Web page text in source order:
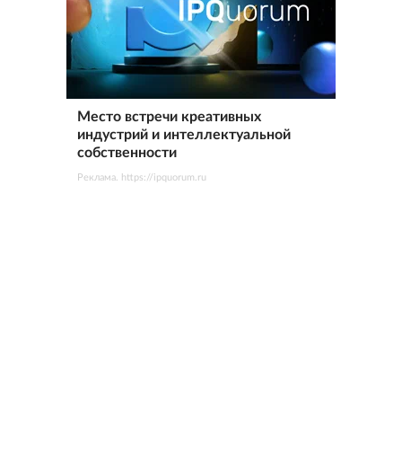
Место встречи креативных
индустрий и интеллектуальной
собственности
Реклама. https://ipquorum.ru